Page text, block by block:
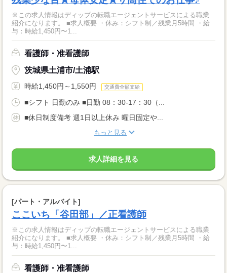
※この求人情報はディップの転職エージェントサービスによる職業
紹介になります。 ■求人概要 ・休み：シフト制／残業月5時間 ・給
与：時給1,450円〜1...
看護師・准看護師
茨城県土浦市/土浦駅
時給1,450円～1,550円 交通費全額支給
■シフト 日勤のみ ■日勤 08：30-17：30（...
■休日制度備考 週1日以上休み 曜日固定や...
もっと見る
求人詳細を見る
[パート・アルバイト]
ここいち「谷田部」／正看護師
※この求人情報はディップの転職エージェントサービスによる職業
紹介になります。 ■求人概要 ・休み：シフト制／残業月5時間 ・給
与：時給1,450円〜1...
看護師・准看護師